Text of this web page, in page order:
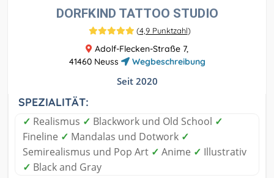
DORFKIND TATTOO STUDIO
(4,9 Punktzahl)
Adolf-Flecken-Straße 7,
41460 Neuss
Wegbeschreibung
Seit 2020
SPEZIALITÄT:
✓ Realismus ✓ Blackwork und Old School ✓
Fineline ✓ Mandalas und Dotwork ✓
Semirealismus und Pop Art ✓ Anime ✓ Illustrativ
✓ Black and Gray